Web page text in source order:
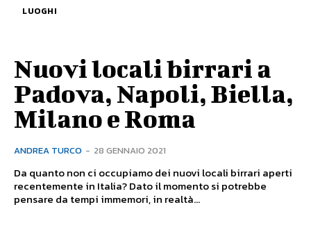
LUOGHI
Nuovi locali birrari a
Padova, Napoli, Biella,
Milano e Roma
ANDREA TURCO - 28 GENNAIO 2021
Da quanto non ci occupiamo dei nuovi locali birrari aperti
recentemente in Italia? Dato il momento si potrebbe
pensare da tempi immemori, in realtà...